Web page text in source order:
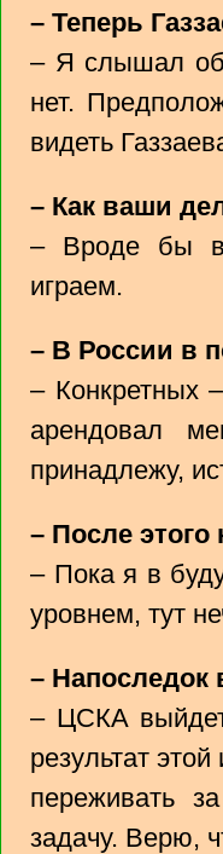
– Теперь
– Я слышал об
нет.
видеть
– Как ваши
– Вроде бы
играем.
– В России в
– Конкретных
арендовал
принадлежу,
– После
– Пока я в
уровнем, тут
– Напоследок
– ЦСКА
результат
переживать
задачу. Верю,